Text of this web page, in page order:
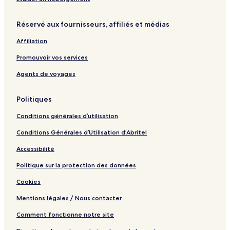
Q
i
e
t
a
R
l
a
x
i
g
t
a
s
M
e
t
h
o
u
-
t
l
a
s
i
w
r
e
l
l
o
A
l
a
s
M
u
t
i
n
s
Réservé aux fournisseurs, affiliés et médias
Affiliation
Promouvoir vos services
Agents de voyages
Politiques
Conditions générales d’utilisation
Conditions Générales d’Utilisation d’Abritel
Accessibilité
Politique sur la protection des données
Cookies
Mentions légales / Nous contacter
Comment fonctionne notre site